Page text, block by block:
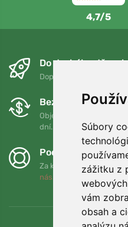
Súbory
zážitku z
vám
obsah a
4,7/5
Do druhého dňa a
Doprava zadarmo pri
Bezplatná výmena
Objednávku môžete
dní.
Podporujeme
Za každú objednávku
nás